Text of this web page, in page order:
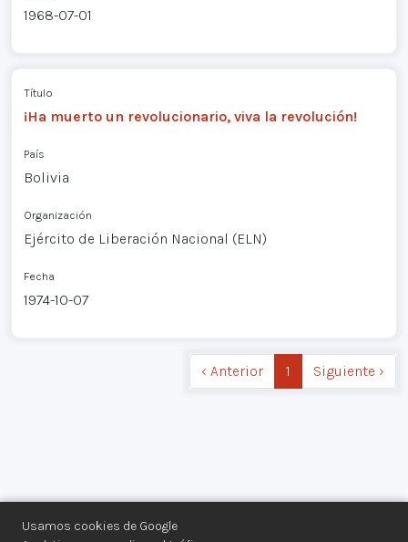
Usamos cookies de Google
1968-07-01
Título
¡Ha muerto un revolucionario, viva la revolución!
País
Bolivia
Organización
Ejército de Liberación Nacional (ELN)
Fecha
1974-10-07
‹ Anterior 1 Siguiente ›